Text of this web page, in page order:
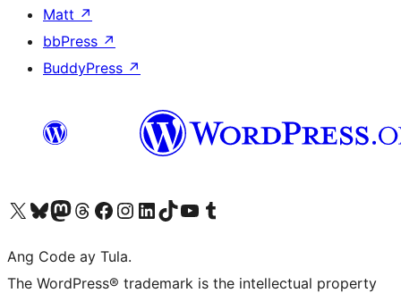
Matt ↗
bbPress ↗
BuddyPress ↗
Visit our X (formerly Twitter) account
Bisitahin ang aming Bluesky account
Visit our Mastodon account
Bisitahin ang aming Threads account
Visit our Facebook page
Visit our Instagram account
Visit our LinkedIn account
Bisitahin ang aming TikTok account
Visit our YouTube channel
Bisitahin ang aming Tumblr account
Ang Code ay Tula.
The WordPress® trademark is the intellectual property